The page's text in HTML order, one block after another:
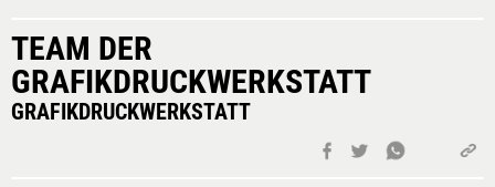
MÄRKTE
INKLUSION
RÜCKBLICK
TEAM DER
GRAFIKDRUCKWERKSTATT
GRAFIKDRUCKWERKSTATT